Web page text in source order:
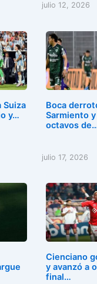
julio 12, 2026
Suiza
y…
Boca
Sarmiento
octavos
julio 17, 2026
Cienciano
y avanzó a
final…